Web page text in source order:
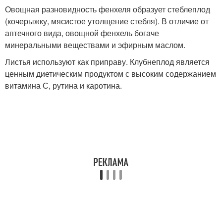
Овощная разновидность фенхеля образует стеблеплод
(кочерыжку, мясистое утолщение стебля). В отличие от
аптечного вида, овощной фенхель богаче
минеральными веществами и эфирным маслом.
Листья используют как приправу. Клубнеплод является
ценным диетическим продуктом с высоким содержанием
витамина С, рутина и каротина.